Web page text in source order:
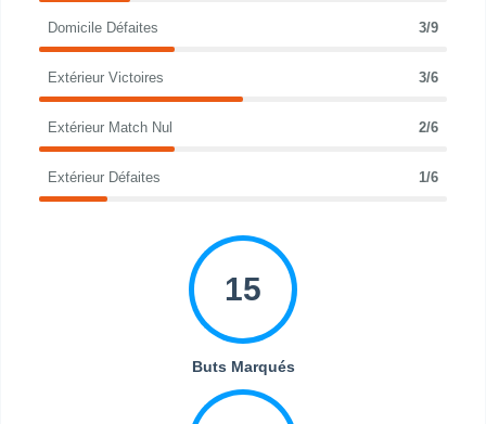
Domicile Défaites 3/9
Extérieur Victoires 3/6
Extérieur Match Nul 2/6
Extérieur Défaites 1/6
15
Buts Marqués